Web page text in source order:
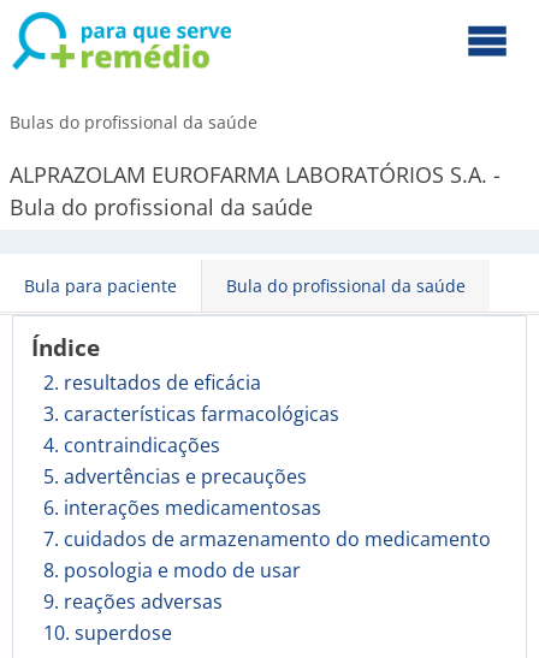
Bulas do profissional da saúde
ALPRAZOLAM EUROFARMA LABORATÓRIOS S.A. -
Bula do profissional da saúde
Bula para paciente Bula do profissional da saúde
Índice
2. resultados de eficácia
3. características farmacológicas
4. contraindicações
5. advertências e precauções
6. interações medicamentosas
7. cuidados de armazenamento do medicamento
8. posologia e modo de usar
9. reações adversas
10. superdose